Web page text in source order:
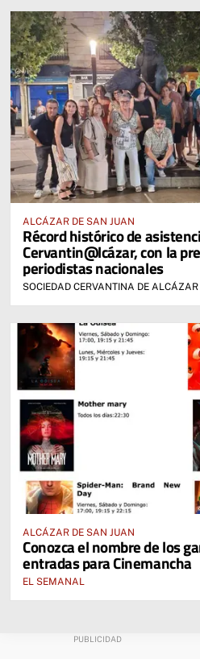
ALCÁZAR DE SAN JUAN
Récord histórico de
Cervantin@lcázar, con la
periodistas nacionales
SOCIEDAD CERVANTINA DE ALCÁZAR
ALCÁZAR DE SAN JUAN
Conozca el nombre de los
entradas para Cinemancha
EL SEMANAL